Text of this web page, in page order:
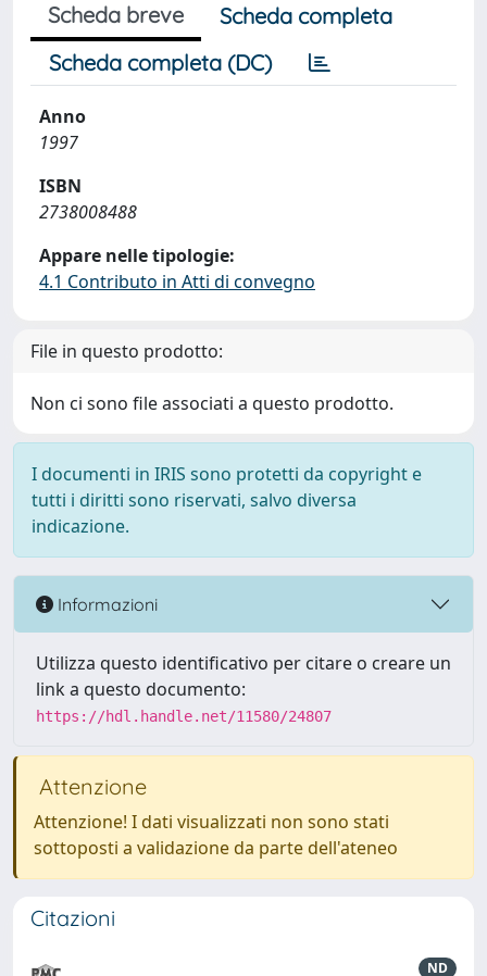
Scheda breve
Scheda completa
Scheda completa (DC)
Anno
1997
ISBN
2738008488
Appare nelle tipologie:
4.1 Contributo in Atti di convegno
File in questo prodotto:
Non ci sono file associati a questo prodotto.
I documenti in IRIS sono protetti da copyright e
tutti i diritti sono riservati, salvo diversa
indicazione.
Informazioni
Utilizza questo identificativo per citare o creare un
link a questo documento:
https://hdl.handle.net/11580/24807
Attenzione
Attenzione! I dati visualizzati non sono stati
sottoposti a validazione da parte dell'ateneo
Citazioni
ND